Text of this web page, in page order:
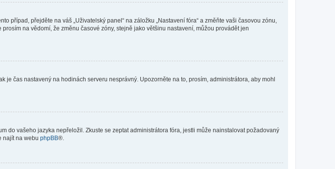
případ, přejděte na váš „Uživatelský panel“ na záložku „Nastavení fóra“ a změňte vaši časovou zónu,
na vědomí, že změnu časové zóny, stejně jako většinu nastavení, můžou provádět jen
čas nastavený na hodinách serveru nesprávný. Upozorněte na to, prosím, administrátora, aby mohl
do vašeho jazyka nepřeložil. Zkuste se zeptat administrátora fóra, jestli může nainstalovat požadovaný
najít na webu phpBB®.